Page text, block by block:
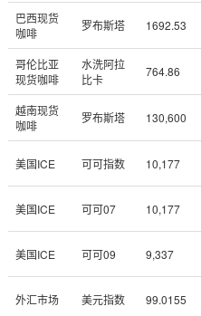
巴西现货
咖啡
罗布斯塔 1692.53
哥伦比亚
现货咖啡
水洗阿拉
比卡
764.86
越南现货
咖啡
罗布斯塔 130,600
美国ICE 可可指数 10,177
美国ICE 可可07 10,177
美国ICE 可可09 9,337
外汇市场 美元指数 99.0155